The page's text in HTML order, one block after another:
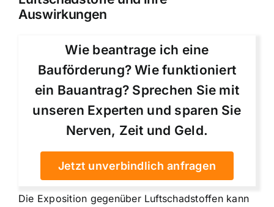
Auswirkungen
Wie beantrage ich eine
Bauförderung? Wie funktioniert
ein Bauantrag? Sprechen Sie mit
unseren Experten und sparen Sie
Nerven, Zeit und Geld.
Jetzt unverbindlich anfragen
Die Exposition gegenüber Luftschadstoffen kann